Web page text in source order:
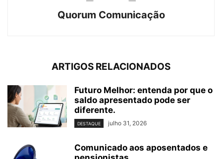
Quorum Comunicação
ARTIGOS RELACIONADOS
Futuro Melhor: entenda por que o
saldo apresentado pode ser
diferente.
DESTAQUE julho 31, 2026
Comunicado aos aposentados e